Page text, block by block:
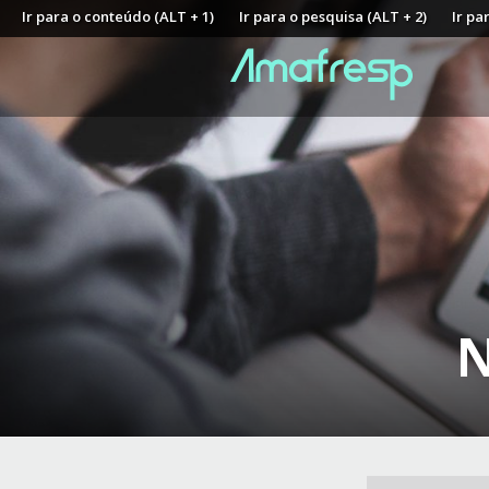
Ir para o conteúdo (ALT + 1) Ir para o pesquisa (ALT + 2) Ir